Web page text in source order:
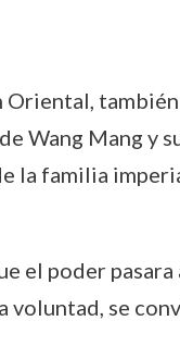
Oriental,
Wang Mang y
la familia
el poder pasara
voluntad, se